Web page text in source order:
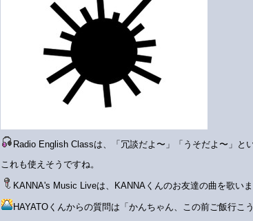
Radio English Classは、「冗談だよ〜」「うそだよ〜」と
これも使えそうですね。
KANNA's Music Liveは、KANNAくんのお友達の曲を歌いま
HAYATOくんからの質問は「かんちゃん、この前ご飯行こ